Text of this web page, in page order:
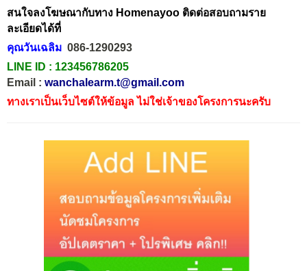
สนใจลงโฆษณากับทาง Homenayoo ติดต่อสอบถามราย
ละเอียดได้ที่
คุณวันเฉลิม 086-1290293
LINE ID : 123456786205
Email : wanchalearm.t@gmail.com
ทางเราเป็นเว็บไซต์ให้ข้อมูล ไม่ใช่เจ้าของโครงการนะครับ